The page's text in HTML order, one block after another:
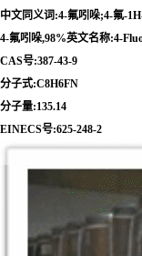
中文同义词:4-氟吲哚;4-氟-
4-氟吲哚,98%英文名称:4-
CAS号:387-43-9
分子式:C8H6FN
分子量:135.14
EINECS号:625-248-2